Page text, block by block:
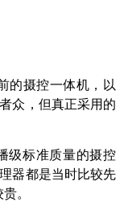
的摄控一体机，以
众，但真正采用的
级标准质量的摄控
器都是当时比较先
。